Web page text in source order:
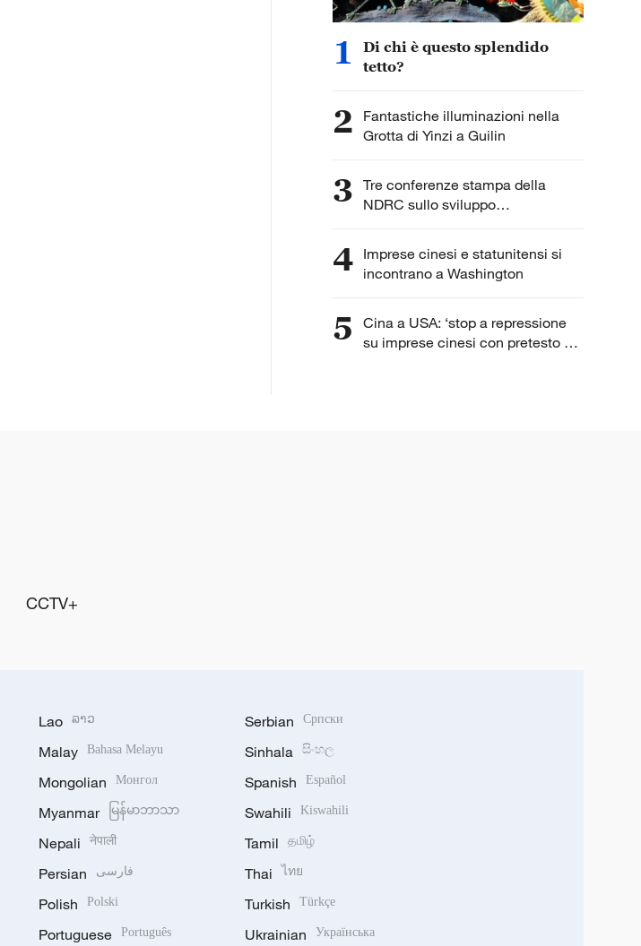
1
Di chi è questo splendido
tetto?
2
Fantastiche illuminazioni nella
Grotta di Yinzi a Guilin
3 Tre conferenze stampa della
NDRC sullo sviluppo
dell'intelligenza artificiale
4 Imprese cinesi e statunitensi si
incontrano a Washington
5
Cina a USA: ‘stop a repressione
su imprese cinesi con pretesto di
CCTV+
Lao ລາວ
Malay Bahasa Melayu
Mongolian Монгол
Myanmar မြန်မာဘာသာ
Nepali नेपाली
Persian فارسی
Polish Polski
Portuguese Português
Serbian Српски
Sinhala සිංහල
Spanish Español
Swahili Kiswahili
Tamil தமிழ்
Thai ไทย
Turkish Türkçe
Ukrainian Українська